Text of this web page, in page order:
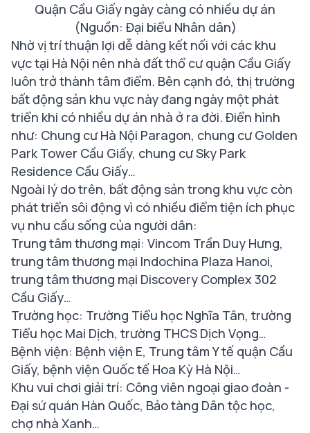
Quận Cầu Giấy ngày càng có nhiều dự án
(Nguồn: Đại biểu Nhân dân)
Nhờ vị trí thuận lợi dễ dàng kết nối với các khu
vực tại Hà Nội nên nhà đất thổ cư quận Cầu Giấy
luôn trở thành tâm điểm. Bên cạnh đó, thị trường
bất động sản khu vực này đang ngày một phát
triển khi có nhiều dự án nhà ở ra đời. Điển hình
như: Chung cư Hà Nội Paragon, chung cư Golden
Park Tower Cầu Giấy, chung cư Sky Park
Residence Cầu Giấy…
Ngoài lý do trên, bất động sản trong khu vực còn
phát triển sôi động vì có nhiều điểm tiện ích phục
vụ nhu cầu sống của người dân:
Trung tâm thương mại: Vincom Trần Duy Hưng,
trung tâm thương mại Indochina Plaza Hanoi,
trung tâm thương mại Discovery Complex 302
Cầu Giấy…
Trường học: Trường Tiểu học Nghĩa Tân, trường
Tiểu học Mai Dịch, trường THCS Dịch Vọng…
Bệnh viện: Bệnh viện E, Trung tâm Y tế quận Cầu
Giấy, bệnh viện Quốc tế Hoa Kỳ Hà Nội…
Khu vui chơi giải trí: Công viên ngoại giao đoàn -
Đại sứ quán Hàn Quốc, Bảo tàng Dân tộc học,
chợ nhà Xanh…